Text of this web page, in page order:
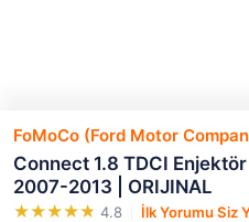
FoMoCo (Ford Motor
Connect 1.8 TDCI
2007-2013 | ORIJINAL
4.8 İlk Yorumu Siz